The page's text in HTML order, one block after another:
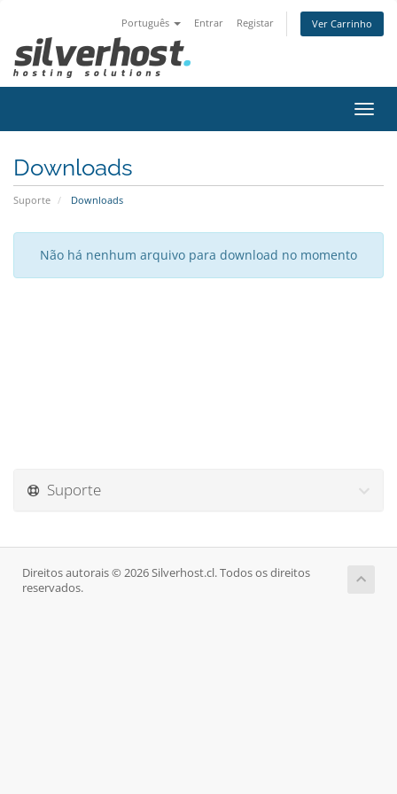
Português Entrar Registar Ver Carrinho
Downloads
Suporte Downloads
Não há nenhum arquivo para download no momento
Suporte
Direitos autorais © 2026 Silverhost.cl. Todos os direitos
reservados.